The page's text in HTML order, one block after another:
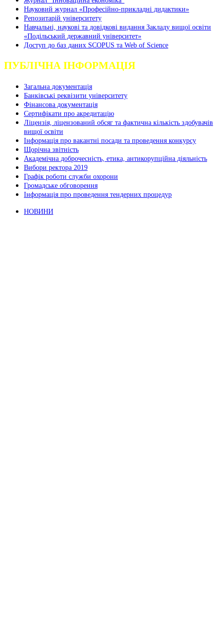
Науковий журнал «Професійно-прикладні дидактики»
Репозитарій університету
Навчальні, наукові та довідкові видання Закладу вищої освіти
«Подільський державний університет»
Доступ до баз даних SCOPUS та Web of Science
ПУБЛІЧНА ІНФОРМАЦІЯ
Загальна документація
Банківські реквізити університету
Фінансова документація
Сертифікати про акредитацію
Ліцензія, ліцензований обсяг та фактична кількість здобувачів
вищої освіти
Інформація про вакантні посади та проведення конкурсу
Щорічна звітність
Академічна доброчесність, етика, антикорупційна діяльність
Вибори ректора 2019
Графік роботи служби охорони
Громадське обговорення
Інформація про проведення тендерних процедур
НОВИНИ